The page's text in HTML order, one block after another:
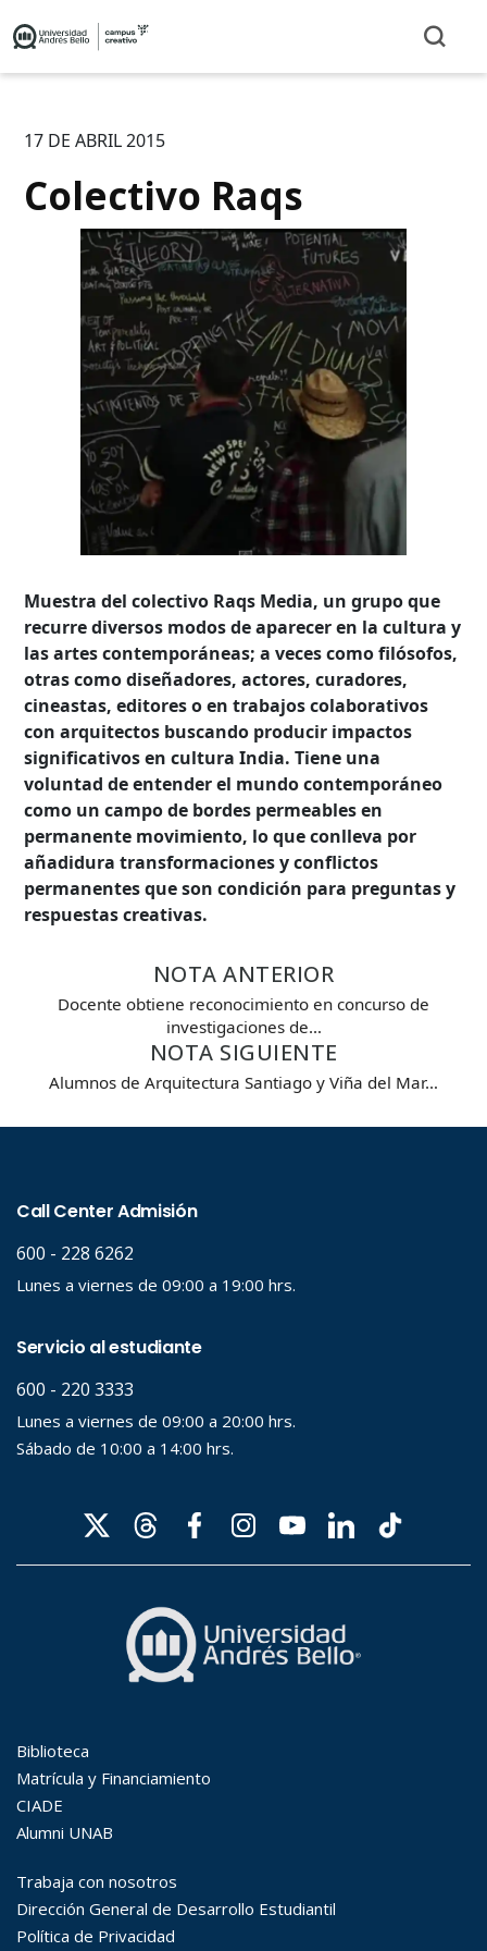
17 DE ABRIL 2015
Colectivo Raqs
Muestra del colectivo Raqs Media, un grupo que
recurre diversos modos de aparecer en la cultura y
las artes contemporáneas; a veces como filósofos,
otras como diseñadores, actores, curadores,
cineastas, editores o en trabajos colaborativos
con arquitectos buscando producir impactos
significativos en cultura India. Tiene una
voluntad de entender el mundo contemporáneo
como un campo de bordes permeables en
permanente movimiento, lo que conlleva por
añadidura transformaciones y conflictos
permanentes que son condición para preguntas y
respuestas creativas.
NOTA ANTERIOR
Docente obtiene reconocimiento en concurso de
investigaciones de…
NOTA SIGUIENTE
Alumnos de Arquitectura Santiago y Viña del Mar…
Búsqueda Avanzada
Desde...